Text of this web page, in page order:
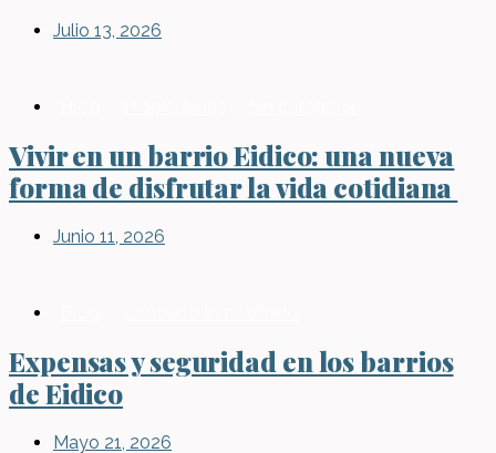
Julio 13, 2026
Vivir en un barrio Eidico: una nueva
forma de disfrutar la vida cotidiana
Junio 11, 2026
Expensas y seguridad en los barrios
de Eidico
Mayo 21, 2026